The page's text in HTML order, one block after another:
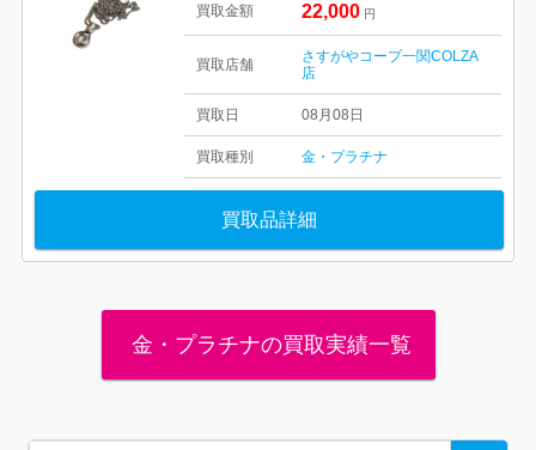
買取金額 22,000 円
買取店舗
さすがやコープ一関COLZA
店
買取日 08月08日
買取種別 金・プラチナ
買取品詳細
金・プラチナの買取実績一覧